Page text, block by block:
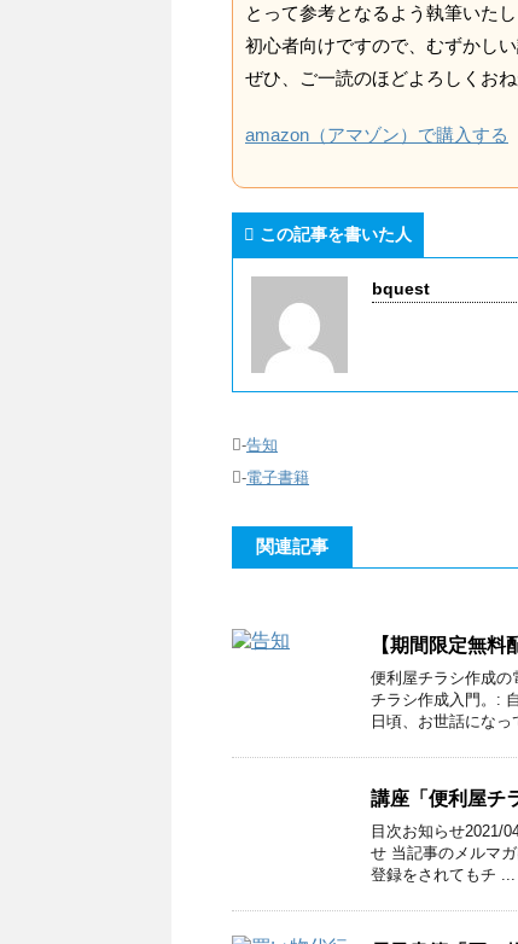
とって参考となるよう執筆いたし
初心者向けですので、むずかしい
ぜひ、ご一読のほどよろしくおね
amazon（アマゾン）で購入する
この記事を書いた人
bquest
-告知
-電子書籍
関連記事
【期間限定無料
便利屋チラシ作成
チラシ作成入門。:
日頃、お世話にな
講座「便利屋チ
目次お知らせ2021/
せ 当記事のメルマ
登録をされてもチ ...